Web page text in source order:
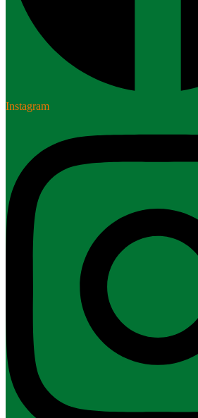
Instagram